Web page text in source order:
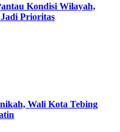
Kondisi Wilayah,
Jadi Prioritas
Wali Kota Tebing